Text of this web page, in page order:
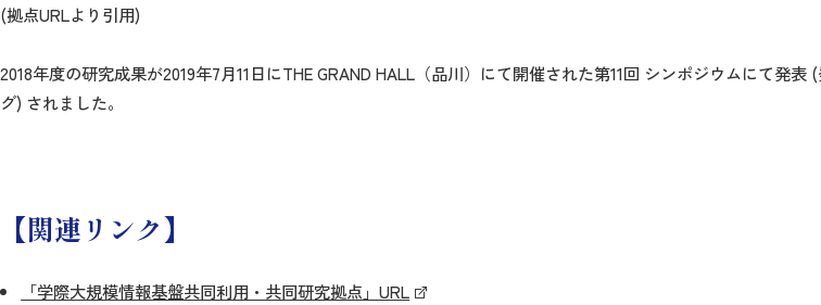
(拠点URLより引用)
2018年度の研究成果が2019年7月11日にTHE GRAND HALL（品川）にて開催された第11回 シンポジウムにて発
グ) されました。
【関連リンク】
「学際大規模情報基盤共同利用・共同研究拠点」URL